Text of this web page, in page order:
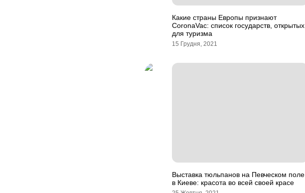
Какие страны Европы признают
CoronaVac: список государств, открытых
для туризма
15 Грудня, 2021
Выставка тюльпанов на Певческом поле
в Киеве: красота во всей своей красе